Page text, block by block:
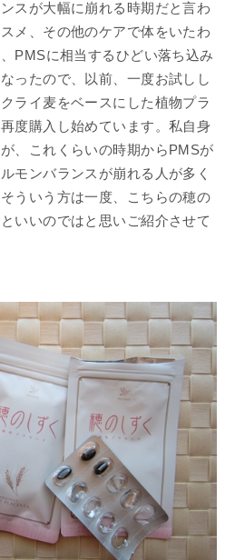
スが大幅に崩れる時期だと言わ
メ、その他のケアで体をいたわ
PMSに相当するひどい落ち込み
ったので、以前、一度お試しし
ライ麦をベースにした植物プラ
度購入し始めています。私自身
、これくらいの時期からPMSが
モンバランスが崩れる人が多く
ういう方は一度、こちらの穂の
いいのではと思いご紹介させて